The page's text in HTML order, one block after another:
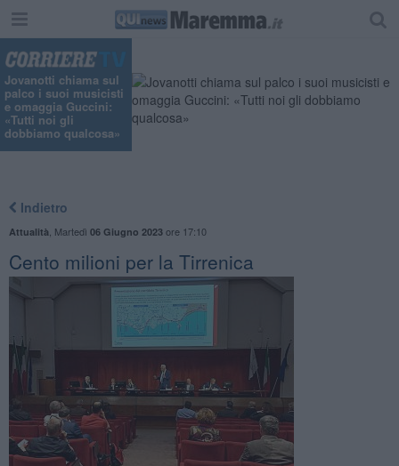
Jovanotti chiama sul
palco i suoi musicisti
e omaggia Guccini:
«Tutti noi gli
dobbiamo qualcosa»
Indietro
Attualità Martedì 06 Giugno 2023ore 17:10
Cento milioni per la Tirrenica